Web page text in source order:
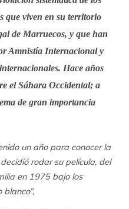
que viven en su territorio
de Marruecos, y que han
Amnistía Internacional y
Hace años
el Sáhara Occidental; a
de gran importancia
un año para conocer la
rodar su película, del
en 1975 bajo los